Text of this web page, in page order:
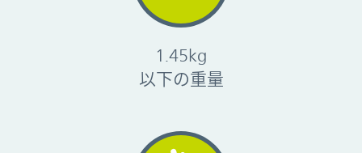
1.45kg
以下の重量